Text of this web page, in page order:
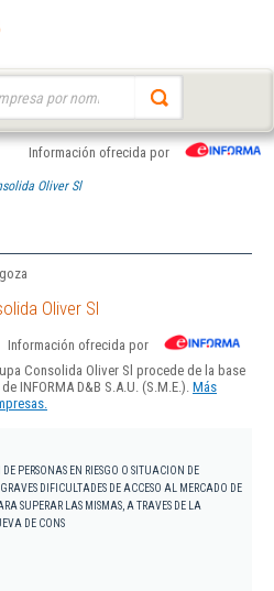
Información ofrecida por
Oliver Sl
Oliver Sl
Información ofrecida por
Consolida Oliver Sl procede de la base
INFORMA D&B S.A.U. (S.M.E.). Más
PERSONAS EN RIESGO O SITUACION DE
DIFICULTADES DE ACCESO AL MERCADO DE
SUPERAR LAS MISMAS, A TRAVES DE LA
DE CONS